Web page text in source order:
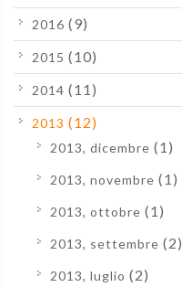
2016 (9)
2015 (10)
2014 (11)
2013 (12)
2013, dicembre (1)
2013, novembre (1)
2013, ottobre (1)
2013, settembre (2)
2013, luglio (2)